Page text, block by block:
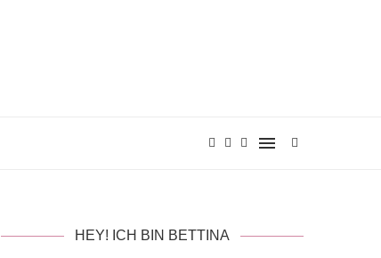
HEY! ICH BIN BETTINA